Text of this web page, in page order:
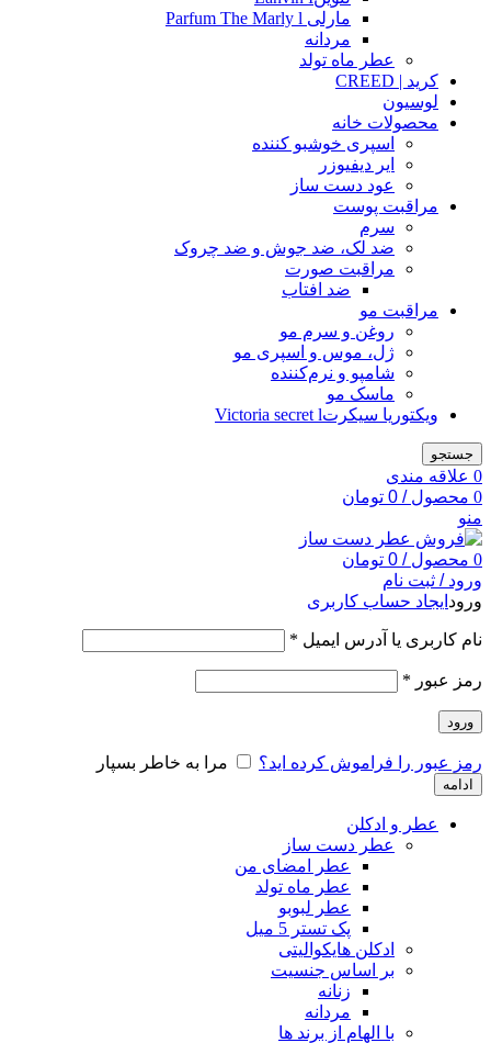
مارلی Parfum The Marly l
مردانه
عطر ماه تولد
کرید | CREED
لوسیون
محصولات خانه
اسپری خوشبو کننده
ایر دیفیوزر
عود دست ساز
مراقبت پوست
سرم
ضد لک، ضد جوش و ضد چروک
مراقبت صورت
ضد افتاب
مراقبت مو
روغن و سرم مو
ژل، موس و اسپری مو
شامپو و نرم‌کننده
ماسک مو
ویکتوریا سیکرتVictoria secret l
جستجو
0 علاقه مندی
0 محصول /
0 تومان
منو
0 محصول /
0 تومان
ورود / ثبت نام
ورود ایجاد حساب کاربری
نام کاربری یا آدرس ایمیل *
رمز عبور *
ورود
رمز عبور را فراموش کرده اید؟ مرا به خاطر بسپار
ادامه
عطر و ادکلن
عطر دست ساز
عطر امضای من
عطر ماه تولد
عطر لبوبو
پک تستر 5 میل
ادکلن هایکوالیتی
بر اساس جنسیت
زنانه
مردانه
با الهام از برند ها